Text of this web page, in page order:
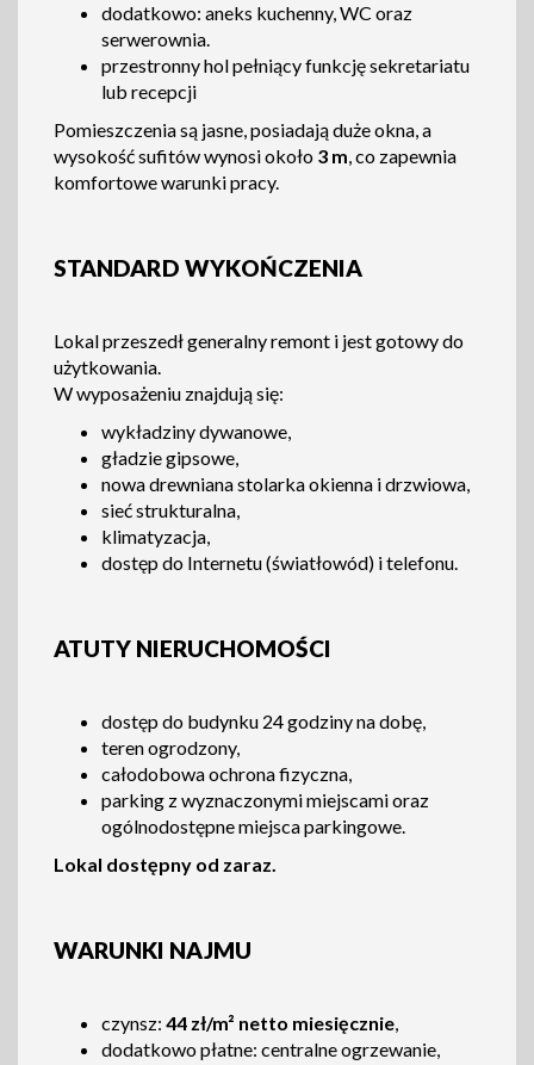
dodatkowo: aneks kuchenny, WC oraz
serwerownia.
przestronny hol pełniący funkcję sekretariatu
lub recepcji
Pomieszczenia są jasne, posiadają duże okna, a
wysokość sufitów wynosi około 3 m, co zapewnia
komfortowe warunki pracy.
STANDARD WYKOŃCZENIA
Lokal przeszedł generalny remont i jest gotowy do
użytkowania.
W wyposażeniu znajdują się:
wykładziny dywanowe,
gładzie gipsowe,
nowa drewniana stolarka okienna i drzwiowa,
sieć strukturalna,
klimatyzacja,
dostęp do Internetu (światłowód) i telefonu.
ATUTY NIERUCHOMOŚCI
dostęp do budynku 24 godziny na dobę,
teren ogrodzony,
całodobowa ochrona fizyczna,
parking z wyznaczonymi miejscami oraz
ogólnodostępne miejsca parkingowe.
Lokal dostępny od zaraz.
WARUNKI NAJMU
czynsz: 44 zł/m² netto miesięcznie,
dodatkowo płatne: centralne ogrzewanie,